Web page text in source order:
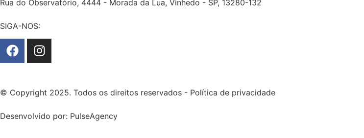
Rua do Observatório, 4444 - Morada da Lua, Vinhedo - SP, 13280-132
SIGA-NOS:
© Copyright 2025. Todos os direitos reservados - Política de privacidade
Desenvolvido por: PulseAgency